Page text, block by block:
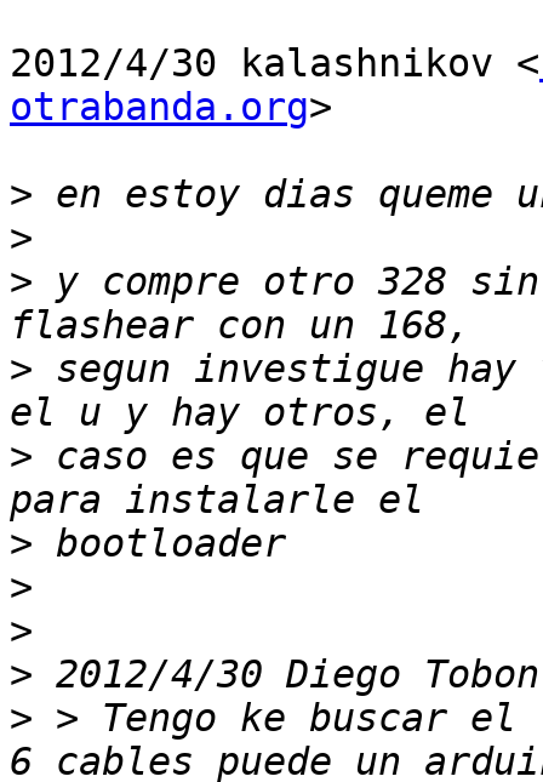
2012/4/30 kalashnikov <
otrabanda.org>
>
>
> y compre otro 328
> segun investigue
> caso es que se
>
>
>
> 2012/4/30 Diego
> > Tengo ke buscar